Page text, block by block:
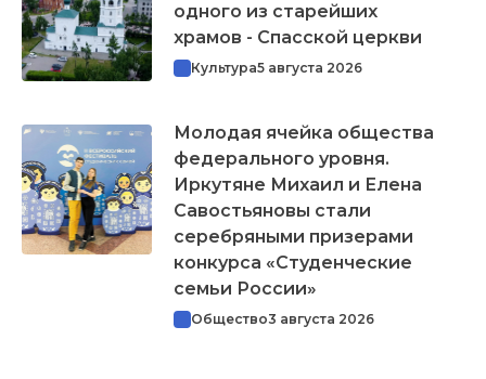
одного из старейших
храмов - Спасской церкви
Культура5 августа 2026
Молодая ячейка общества
федерального уровня.
Иркутяне Михаил и Елена
Савостьяновы стали
серебряными призерами
конкурса «Студенческие
семьи России»
Общество3 августа 2026